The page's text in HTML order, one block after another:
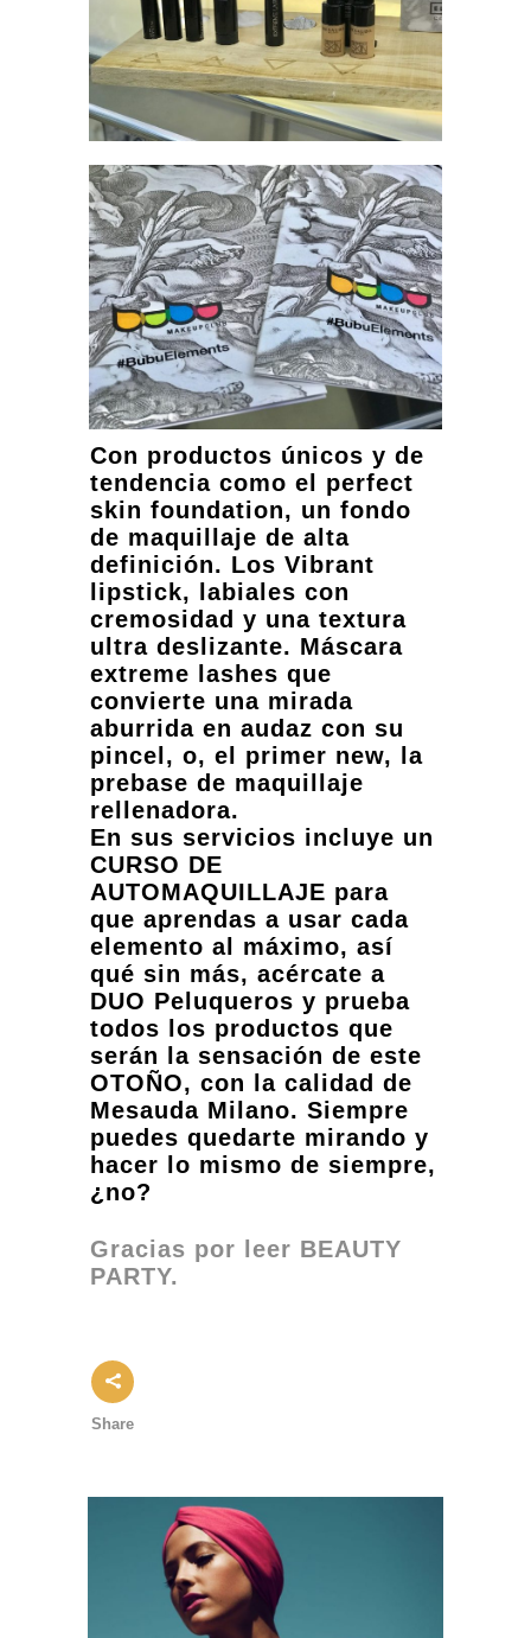
Con productos únicos y de
tendencia como el perfect
skin foundation, un fondo
de maquillaje de alta
definición. Los Vibrant
lipstick, labiales con
cremosidad y una textura
ultra deslizante. Máscara
extreme lashes que
convierte una mirada
aburrida en audaz con su
pincel, o, el primer new, la
prebase de maquillaje
rellenadora.
En sus servicios incluye un
CURSO DE
AUTOMAQUILLAJE para
que aprendas a usar cada
elemento al máximo, así
qué sin más, acércate a
DUO Peluqueros y prueba
todos los productos que
serán la sensación de este
OTOÑO, con la calidad de
Mesauda Milano. Siempre
puedes quedarte mirando y
hacer lo mismo de siempre,
¿no?
Gracias por leer BEAUTY
PARTY.
Share